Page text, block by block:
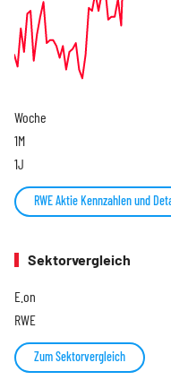
Woche
1M
1J
RWE Aktie Kennzahlen und
Sektorvergleich
E.on
RWE
Zum Sektorvergleich